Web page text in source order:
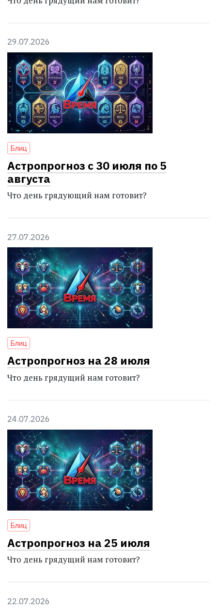
29.07.2026
Блиц
Астропрогноз с 30 июля по 5
августа
Что день грядующий нам готовит?
27.07.2026
Блиц
Астропрогноз на 28 июля
Что день грядущий нам готовит?
24.07.2026
Блиц
Астропрогноз на 25 июля
Что день грядущий нам готовит?
22.07.2026